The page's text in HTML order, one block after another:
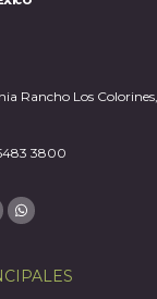
Rancho Los
3800